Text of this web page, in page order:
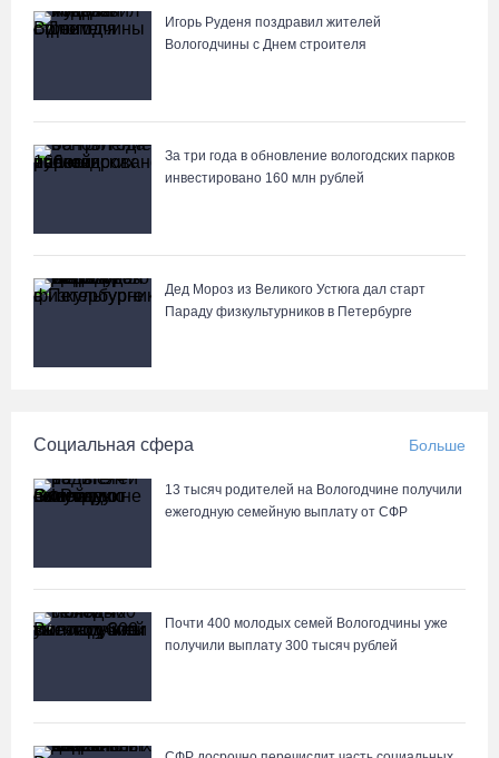
Игорь Руденя поздравил жителей
Вологодчины с Днем строителя
За три года в обновление вологодских парков
инвестировано 160 млн рублей
Дед Мороз из Великого Устюга дал старт
Параду физкультурников в Петербурге
Социальная сфера Больше
13 тысяч родителей на Вологодчине получили
ежегодную семейную выплату от СФР
Почти 400 молодых семей Вологодчины уже
получили выплату 300 тысяч рублей